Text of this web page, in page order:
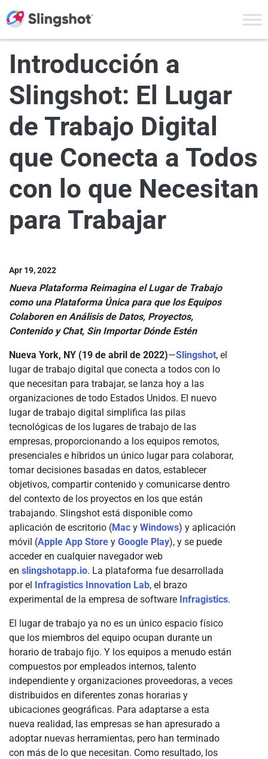
Introducción a
Slingshot: El Lugar
de Trabajo Digital
que Conecta a Todos
con lo que Necesitan
para Trabajar
Apr 19, 2022
Nueva Plataforma Reimagina el Lugar de Trabajo
como una Plataforma Única para que los Equipos
Colaboren en Análisis de Datos, Proyectos,
Contenido y Chat, Sin Importar Dónde Estén
Nueva York, NY (19 de abril de 2022)—Slingshot, el
lugar de trabajo digital que conecta a todos con lo
que necesitan para trabajar, se lanza hoy a las
organizaciones de todo Estados Unidos. El nuevo
lugar de trabajo digital simplifica las pilas
tecnológicas de los lugares de trabajo de las
empresas, proporcionando a los equipos remotos,
presenciales e híbridos un único lugar para colaborar,
tomar decisiones basadas en datos, establecer
objetivos, compartir contenido y comunicarse dentro
del contexto de los proyectos en los que están
trabajando. Slingshot está disponible como
aplicación de escritorio (Mac y Windows) y aplicación
móvil (Apple App Store y Google Play), y se puede
acceder en cualquier navegador web
en slingshotapp.io. La plataforma fue desarrollada
por el Infragistics Innovation Lab, el brazo
experimental de la empresa de software Infragistics.
El lugar de trabajo ya no es un único espacio físico
que los miembros del equipo ocupan durante un
horario de trabajo fijo. Y los equipos a menudo están
compuestos por empleados internos, talento
independiente y organizaciones proveedoras, a veces
distribuidos en diferentes zonas horarias y
ubicaciones geográficas. Para adaptarse a esta
nueva realidad, las empresas se han apresurado a
adoptar nuevas herramientas, pero han terminado
con más de lo que necesitan. Como resultado, los